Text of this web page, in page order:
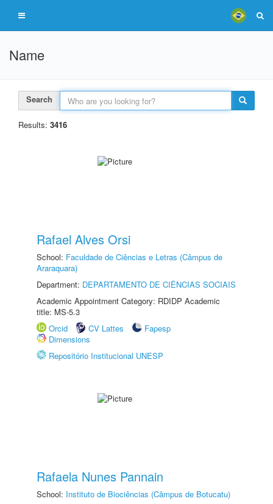
Name
Search
Results: 3416
Rafael Alves Orsi
School: Faculdade de Ciências e Letras (Câmpus de
Araraquara)
Department: DEPARTAMENTO DE CIÊNCIAS SOCIAIS
Academic Appointment Category: RDIDP Academic
title: MS-5.3
Orcid
CV Lattes
Fapesp
Dimensions
Repositório Institucional UNESP
Rafaela Nunes Pannain
School: Instituto de Biociências (Câmpus de Botucatu)